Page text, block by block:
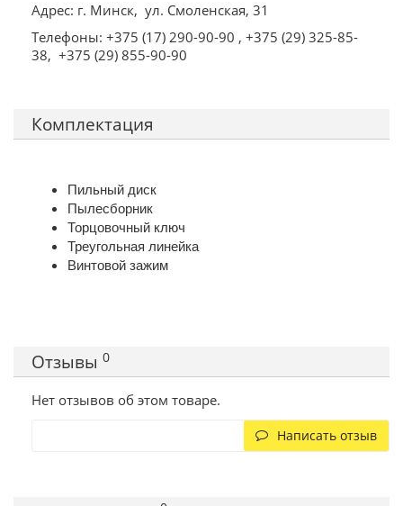
Адрес: г. Минск, ул. Смоленская, 31
Телефоны: +375 (17) 290-90-90 , +375 (29) 325-85-
38, +375 (29) 855-90-90
Комплектация
Пильный диск
Пылесборник
Торцовочный ключ
Треугольная линейка
Винтовой зажим
Отзывы 0
Нет отзывов об этом товаре.
Написать отзыв